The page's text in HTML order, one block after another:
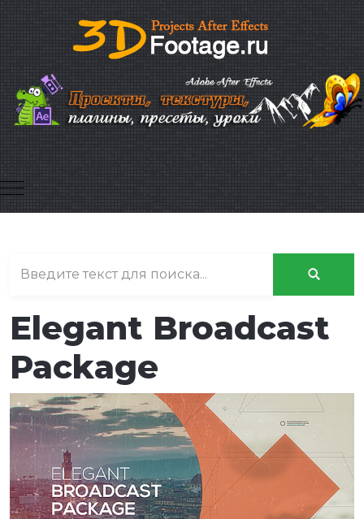
Mobile Menu Toggle
Elegant Broadcast
Package